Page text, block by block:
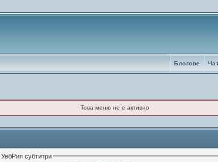
Блогове
Това меню не е активно
УебРип субтитри